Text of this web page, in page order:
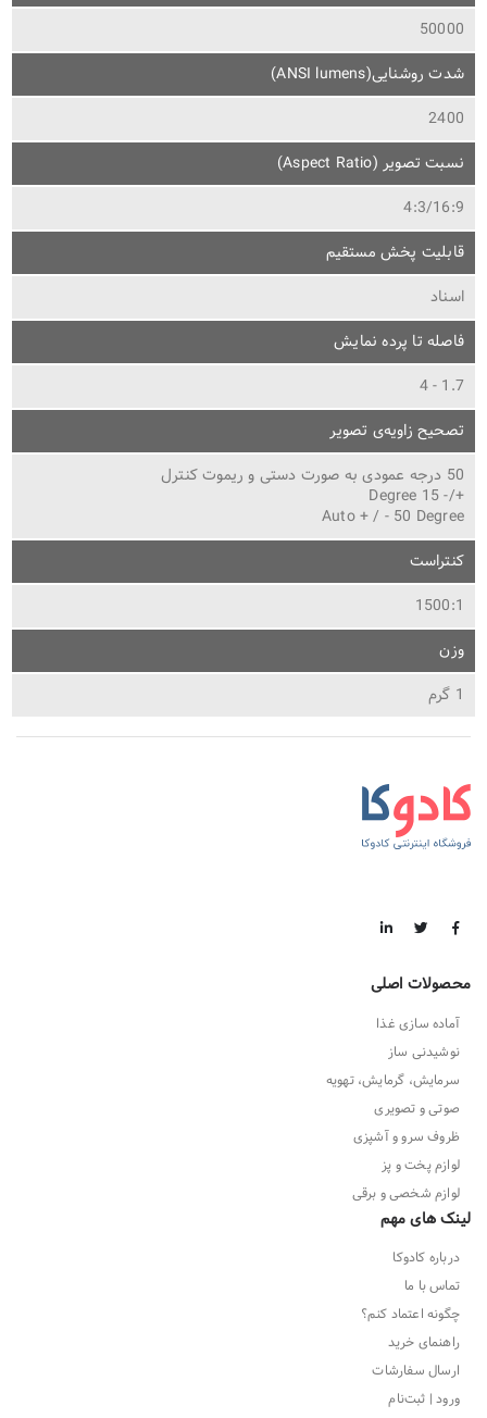
50000
شدت روشنایی(ANSI lumens)
2400
نسبت تصویر (Aspect Ratio)
4:3/16:9
قابلیت پخش مستقیم
اسناد
فاصله تا پرده نمایش
1.7 - 4
تصحیح زاویه‌ی تصویر
50 درجه عمودی به صورت دستی و ریموت کنترل
+/- 15 Degree
Auto + / - 50 Degree
کنتراست
1500:1
وزن
1 گرم
محصولات اصلی
آماده سازی غذا
نوشیدنی ساز
سرمایش، گرمایش، تهویه
صوتی و تصویری
ظروف سرو و آشپزی
لوازم پخت و پز
لوازم شخصی و برقی
لینک های مهم
درباره کادوکا
تماس با ما
چگونه اعتماد کنم؟
راهنمای خرید
ارسال سفارشات
ورود | ثبت‌نام